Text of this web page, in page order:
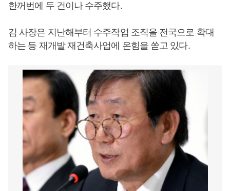
한꺼번에 두 건이나 수주했다.
김 사장은 지난해부터 수주작업 조직을 전국으로 확대
하는 등 재개발 재건축사업에 온힘을 쏟고 있다.